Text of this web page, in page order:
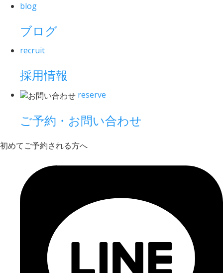
blog
ブログ
recruit
採用情報
reserve
ご予約・お問い合わせ
初めてご予約される方へ